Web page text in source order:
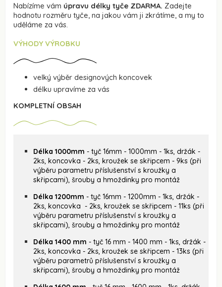
Nabízíme vám úpravu délky tyče ZDARMA. Zadejte
hodnotu rozměru tyče, na jakou vám ji zkrátíme, a my to
uděláme za vás.
VÝHODY VÝROBKU
velký výběr designových koncovek
délku upravíme za vás
KOMPLETNÍ OBSAH
Délka 1000mm - tyč 16mm - 1000mm - 1ks, držák -
2ks, koncovka - 2ks, kroužek se skřipcem - 9ks (při
výběru parametru příslušenství s kroužky a
skřipcami), šrouby a hmoždinky pro montáž
Délka 1200mm - tyč 16mm - 1200mm - 1ks, držák -
2ks, koncovka - 2ks, kroužek se skřipcem - 11ks (při
výběru parametru příslušenství s kroužky a
skřipcami), šrouby a hmoždinky pro montáž
Délka 1400 mm - tyč 16 mm - 1400 mm - 1ks, držák -
2ks, koncovka - 2ks, kroužek se skřipcem - 13ks (při
výběru parametrů příslušenství s kroužky a
skřipcami), šrouby a hmoždinky pro montáž